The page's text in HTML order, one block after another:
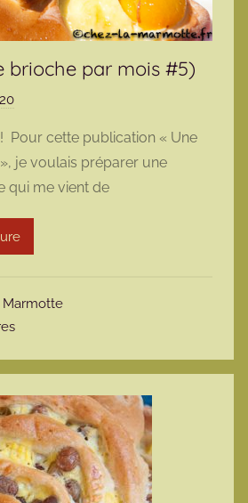
brioche par mois #5)
m
a
r
m
t
e
Pour cette publication « Une
je voulais préparer une
qui me vient de